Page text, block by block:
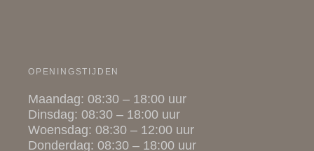
OPENINGSTIJDEN
Maandag: 08:30 – 18:00 uur
Dinsdag: 08:30 – 18:00 uur
Woensdag: 08:30 – 12:00 uur
Donderdag: 08:30 – 18:00 uur